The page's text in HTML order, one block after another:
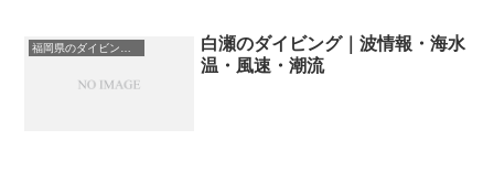
福岡県のダイビングスポット・ポイント一覧
白瀬のダイビング｜波情報・海水
温・風速・潮流